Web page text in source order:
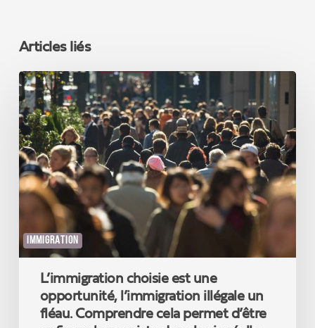
Articles liés
IMMIGRATION
L’immigration
choisie
est
une
opportunité,
l’immigration
illégale
un
fléau.
Comprendre
cela
permet
enfin
humaniste
L’immigration choisie est une
opportunité, l’immigration illégale un
fléau. Comprendre cela permet d’être